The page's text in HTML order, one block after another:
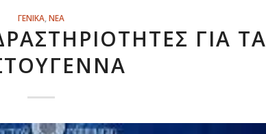
ΓΕΝΙΚΑ, ΝΕΑ
ΓΙΑ ΤΑ